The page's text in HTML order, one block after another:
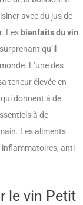
avec du jus de
Les bienfaits du vin
qu’il
L’une des
teneur élevée en
donnent à de
à de
Les aliments
inflammatoires, anti-
le vin Petit